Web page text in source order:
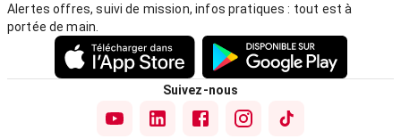
Alertes offres, suivi de mission, infos pratiques : tout est à
portée de main.
Suivez-nous